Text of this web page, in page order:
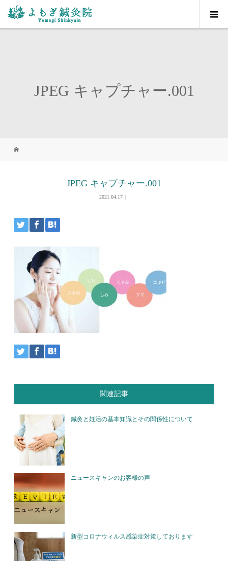
JPEG キャプチャー.001
JPEG キャプチャー.001
2021.04.17
関連記事
鍼灸と妊活の基本知識とその関係性について
ニュースキャンのお客様の声
新型コロナウィルス感染症対策しております